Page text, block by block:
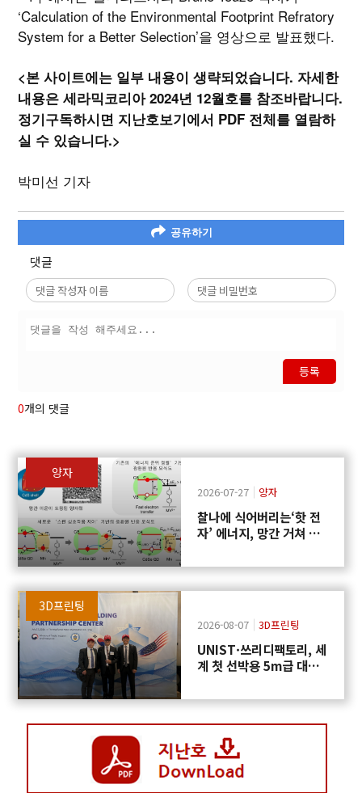
‘Calculation of the Environmental Footprint Refratory
System for a Better Selection’을 영상으로 발표했다.
<본 사이트에는 일부 내용이 생략되었습니다. 자세한
내용은 세라믹코리아 2024년 12월호를 참조바랍니다.
정기구독하시면 지난호보기에서 PDF 전체를 열람하
실 수 있습니다.>
박미선 기자
공유하기
댓글
등록
0개의 댓글
양자
2026-07-27 양자
찰나에 식어버리는‘핫 전
자’ 에너지, 망간 거쳐 화
3D프린팅
2026-08-07 3D프린팅
UNIST·쓰리디팩토리, 세
계 첫 선박용 5m급 대형